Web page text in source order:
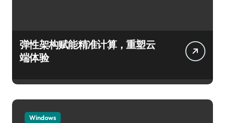
弹性架构赋能精准计算，重塑云
端体验
Windows